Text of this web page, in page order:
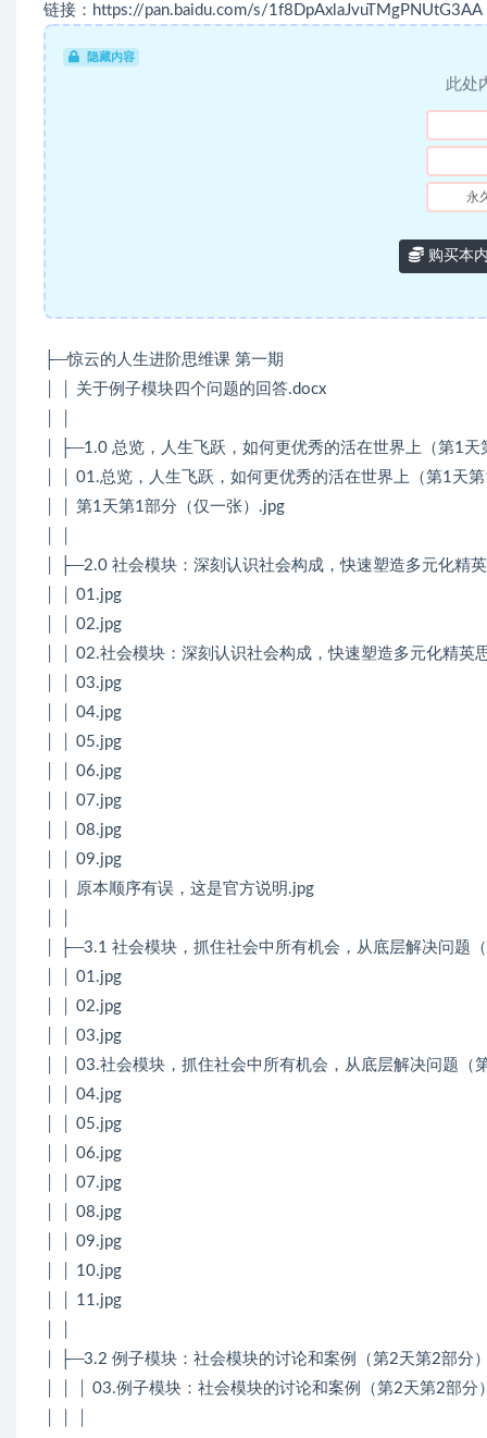
链接：https://pan.baidu.com/s/1f8DpAxlaJvuTMgPNUtG3AA
隐藏内容
此处
永
购买本
├─惊云的人生进阶思维课 第一期
│ │ 关于例子模块四个问题的回答.docx
│ ├─1.0 总览，人生飞跃，如何更优秀的活在世界上（第1天
│ │ 01.总览，人生飞跃，如何更优秀的活在世界上（第1天
│ │ 第1天第1部分（仅一张）.jpg
│ ├─2.0 社会模块：深刻认识社会构成，快速塑造多元化精
│ │ 01.jpg
│ │ 02.jpg
│ │ 02.社会模块：深刻认识社会构成，快速塑造多元化精英
│ │ 03.jpg
│ │ 04.jpg
│ │ 05.jpg
│ │ 06.jpg
│ │ 07.jpg
│ │ 08.jpg
│ │ 09.jpg
│ │ 原本顺序有误，这是官方说明.jpg
│ ├─3.1 社会模块，抓住社会中所有机会，从底层解决问题
│ │ 01.jpg
│ │ 02.jpg
│ │ 03.jpg
│ │ 03.社会模块，抓住社会中所有机会，从底层解决问题（
│ │ 04.jpg
│ │ 05.jpg
│ │ 06.jpg
│ │ 07.jpg
│ │ 08.jpg
│ │ 09.jpg
│ │ 10.jpg
│ │ 11.jpg
│ ├─3.2 例子模块：社会模块的讨论和案例（第2天第2部分
│ │ │ 03.例子模块：社会模块的讨论和案例（第2天第2部分